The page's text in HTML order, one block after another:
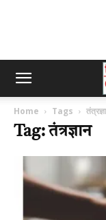
Home Tags
Tag: तंत्रज्ञान